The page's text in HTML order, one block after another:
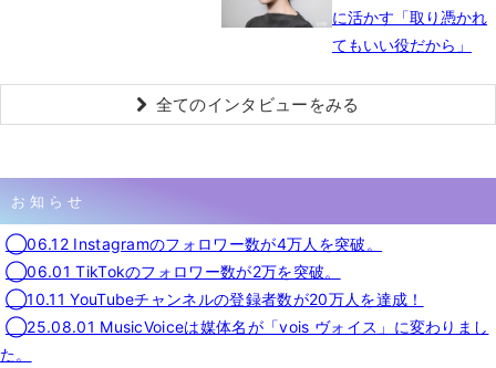
に活かす「取り憑かれ
てもいい役だから」
全てのインタビューをみる
お知らせ
◯06.12 Instagramのフォロワー数が4万人を突破。
◯06.01 TikTokのフォロワー数が2万を突破。
◯10.11 YouTubeチャンネルの登録者数が20万人を達成！
◯25.08.01 MusicVoiceは媒体名が「vois ヴォイス」に変わりまし
た。